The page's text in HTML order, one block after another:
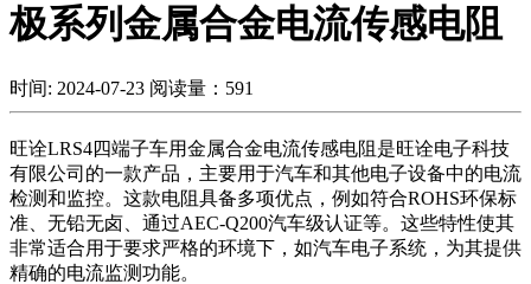
极系列金属合金电流传感电阻
时间: 2024-07-23 阅读量：591
旺诠LRS4四端子车用金属合金电流传感电阻是旺诠电子科技
有限公司的一款产品，主要用于汽车和其他电子设备中的电流
检测和监控。这款电阻具备多项优点，例如符合ROHS环保标
准、无铅无卤、通过AEC-Q200汽车级认证等。这些特性使其
非常适合用于要求严格的环境下，如汽车电子系统，为其提供
精确的电流监测功能。